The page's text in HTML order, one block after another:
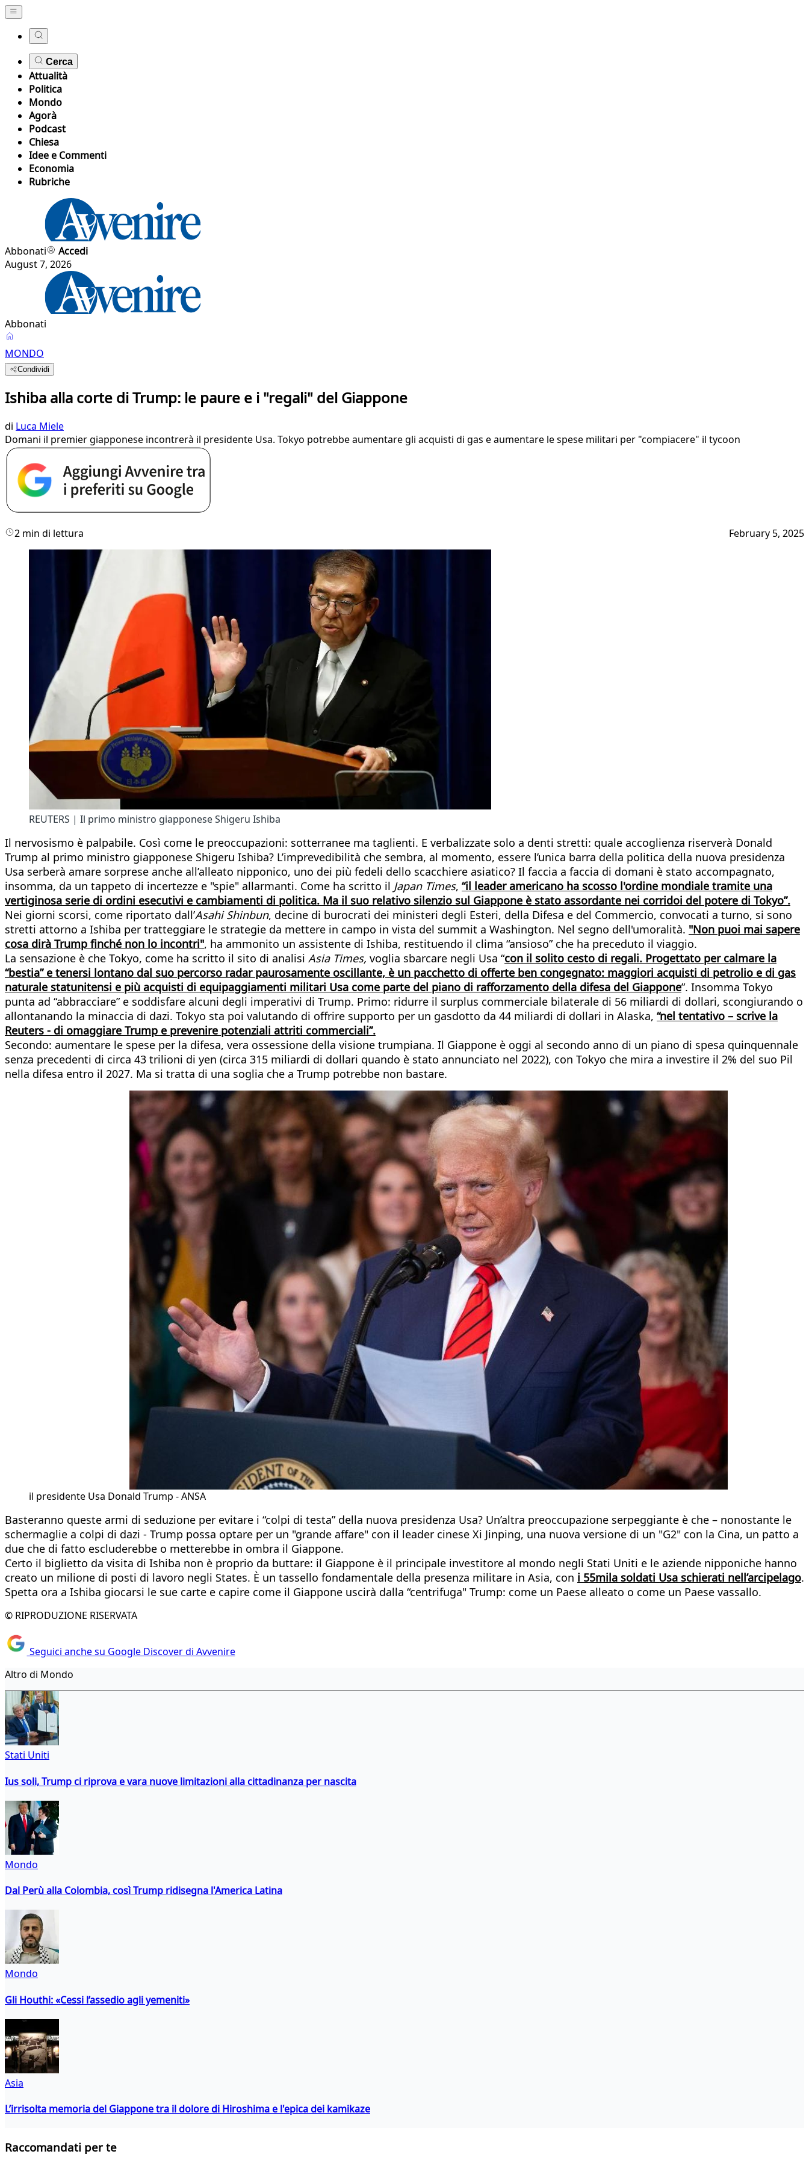
Cerca
Attualità
Politica
Mondo
Agorà
Podcast
Chiesa
Idee e Commenti
Economia
Rubriche
Abbonati
Accedi
August 7, 2026
Abbonati
MONDO
Condividi
Ishiba alla corte di Trump: le paure e i "regali" del Giappone
di Luca Miele
Domani il premier giapponese incontrerà il presidente Usa. Tokyo potrebbe aumentare gli acquisti di gas e aumentare le spese militari per "compiacere" il tycoon
2 min di lettura February 5, 2025
REUTERS | Il primo ministro giapponese Shigeru Ishiba
Il nervosismo è palpabile. Così come le preoccupazioni: sotterranee ma taglienti. E verbalizzate solo a denti stretti: quale accoglienza riserverà Donald
Trump al primo ministro giapponese Shigeru Ishiba? L’imprevedibilità che sembra, al momento, essere l’unica barra della politica della nuova presidenza
Usa serberà amare sorprese anche all’alleato nipponico, uno dei più fedeli dello scacchiere asiatico? Il faccia a faccia di domani è stato accompagnato,
insomma, da un tappeto di incertezze e "spie" allarmanti. Come ha scritto il Japan Times, “il leader americano ha scosso l'ordine mondiale tramite una
vertiginosa serie di ordini esecutivi e cambiamenti di politica. Ma il suo relativo silenzio sul Giappone è stato assordante nei corridoi del potere di Tokyo”.
Nei giorni scorsi, come riportato dall’Asahi Shinbun, decine di burocrati dei ministeri degli Esteri, della Difesa e del Commercio, convocati a turno, si sono
stretti attorno a Ishiba per tratteggiare le strategie da mettere in campo in vista del summit a Washington. Nel segno dell'umoralità. "Non puoi mai sapere
cosa dirà Trump finché non lo incontri", ha ammonito un assistente di Ishiba, restituendo il clima “ansioso” che ha preceduto il viaggio.
La sensazione è che Tokyo, come ha scritto il sito di analisi Asia Times, voglia sbarcare negli Usa “con il solito cesto di regali. Progettato per calmare la
“bestia” e tenersi lontano dal suo percorso radar paurosamente oscillante, è un pacchetto di offerte ben congegnato: maggiori acquisti di petrolio e di gas
naturale statunitensi e più acquisti di equipaggiamenti militari Usa come parte del piano di rafforzamento della difesa del Giappone”. Insomma Tokyo
punta ad “abbracciare” e soddisfare alcuni degli imperativi di Trump. Primo: ridurre il surplus commerciale bilaterale di 56 miliardi di dollari, scongiurando o
allontanando la minaccia di dazi. Tokyo sta poi valutando di offrire supporto per un gasdotto da 44 miliardi di dollari in Alaska, “nel tentativo – scrive la
Reuters - di omaggiare Trump e prevenire potenziali attriti commerciali”.
Secondo: aumentare le spese per la difesa, vera ossessione della visione trumpiana. Il Giappone è oggi al secondo anno di un piano di spesa quinquennale
senza precedenti di circa 43 trilioni di yen (circa 315 miliardi di dollari quando è stato annunciato nel 2022), con Tokyo che mira a investire il 2% del suo Pil
nella difesa entro il 2027. Ma si tratta di una soglia che a Trump potrebbe non bastare.
il presidente Usa Donald Trump - ANSA
Basteranno queste armi di seduzione per evitare i “colpi di testa” della nuova presidenza Usa? Un’altra preoccupazione serpeggiante è che – nonostante le
schermaglie a colpi di dazi - Trump possa optare per un "grande affare" con il leader cinese Xi Jinping, una nuova versione di un "G2" con la Cina, un patto a
due che di fatto escluderebbe o metterebbe in ombra il Giappone.
Certo il biglietto da visita di Ishiba non è proprio da buttare: il Giappone è il principale investitore al mondo negli Stati Uniti e le aziende nipponiche hanno
creato un milione di posti di lavoro negli States. È un tassello fondamentale della presenza militare in Asia, con i 55mila soldati Usa schierati nell’arcipelago.
Spetta ora a Ishiba giocarsi le sue carte e capire come il Giappone uscirà dalla “centrifuga" Trump: come un Paese alleato o come un Paese vassallo.
© RIPRODUZIONE RISERVATA
Seguici anche su Google Discover di Avvenire
Altro di Mondo
Stati Uniti
Ius soli, Trump ci riprova e vara nuove limitazioni alla cittadinanza per nascita
Mondo
Dal Perù alla Colombia, così Trump ridisegna l'America Latina
Mondo
Gli Houthi: «Cessi l’assedio agli yemeniti»
Asia
L’irrisolta memoria del Giappone tra il dolore di Hiroshima e l'epica dei kamikaze
Raccomandati per te